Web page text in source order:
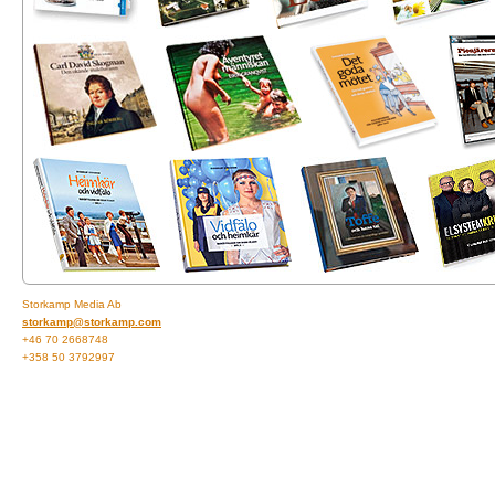
Storkamp Media Ab
storkamp@storkamp.com
+46 70 2668748
+358 50 3792997